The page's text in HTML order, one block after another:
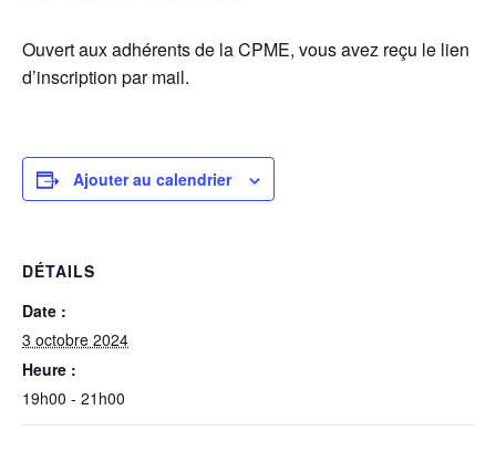
Ouvert aux adhérents de la CPME, vous avez reçu le lien
d’inscription par mail.
Ajouter au calendrier
DÉTAILS
Date :
3 octobre 2024
Heure :
19h00 - 21h00